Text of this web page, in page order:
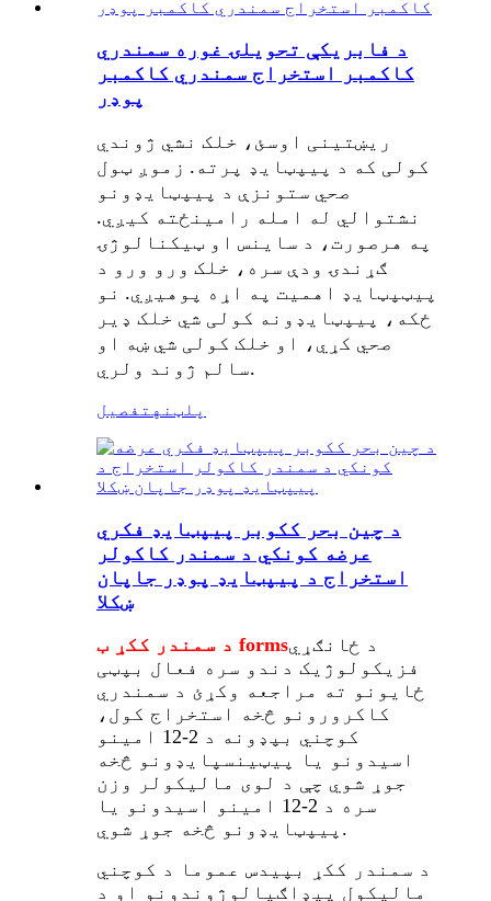
د فابریکې تحویلۍ غوره سمندري
کاکمبر استخراج سمندري کاکمبر
پوډر
ریښتینی اوسئ، خلک نشي ژوندي
کولی که د پیپټایډ پرته. زموږ ټول
صحي ستونزې د پیپټایډونو
نشتوالي له امله رامینځته کیږي.
په هرصورت، د ساینس او ​​ټیکنالوژۍ
ګړندۍ ودې سره، خلک ورو ورو د
پیټپټایډ اهمیت په اړه پوهیږي. نو
ځکه، پیپټایډونه کولی شي خلک ډیر
صحي کړي، او خلک کولی شي ښه او
سالم ژوند ولري.
پلټنه تفصیل
د چین بحر ککوبر پیپټایډ فکري
عرضه کونکي د سمندر کاکولر
استخراج د پیپټایډ پوډر جاپان
ښکلا
د سمندر ککړ ب formsد ځانګړي
فزیکولوژیک دندو سره فعال بپټی
ځایونو ته مراجعه وکړئ د سمندري
کاکرورونو څخه استخراج کول،
کوچني بپډونه د 2-12 امینو
اسیدونو یا پیټینسپایډونو څخه
جوړ شوي چې د لوی مالیکولر وزن
سره د 2-12 امینو اسیدونو یا
پیپټایډونو څخه جوړ شوي.
د سمندر ککړ بپیدس عموما د کوچني
مالیکول پیډاګیالوژوندونو او د